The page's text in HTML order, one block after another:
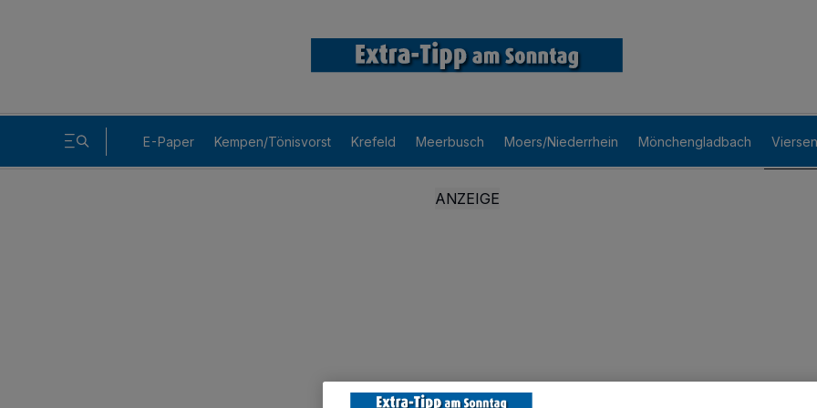
E-Paper Kempen/Tönisvorst Krefeld Meerbusch Moers/Niederrhein Mönchengladbach Viersen